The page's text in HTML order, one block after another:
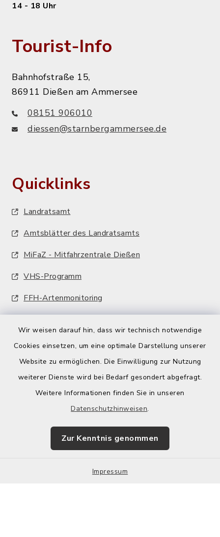
Wir weisen darauf hin, dass wir technisch notwendige
Cookies einsetzen, um eine optimale Darstellung unserer
Website zu ermöglichen. Die Einwilligung zur Nutzung
weiterer Dienste wird bei Bedarf gesondert abgefragt.
Weitere Informationen finden Sie in unseren
Datenschutzhinweisen.
Zur Kenntnis genommen
Impressum
14 - 18 Uhr
Tourist-Info
Bahnhofstraße 15,
86911 Dießen am Ammersee
08151 906010
diessen@starnbergammersee.de
Quicklinks
Landratsamt
Amtsblätter des Landratsamts
MiFaZ - Mitfahrzentrale Dießen
VHS-Programm
FFH-Artenmonitoring
Barrierefreiheit
Impressum
Sitemap